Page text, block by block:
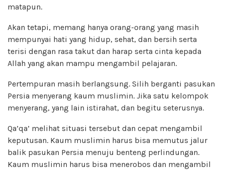
matapun.
Akan tetapi, memang hanya orang-orang yang masih
mempunyai hati yang hidup, sehat, dan bersih serta
terisi dengan rasa takut dan harap serta cinta kepada
Allah yang akan mampu mengambil pelajaran.
Pertempuran masih berlangsung. Silih berganti pasukan
Persia menyerang kaum muslimin. Jika satu kelompok
menyerang, yang lain istirahat, dan begitu seterusnya.
Qa’qa’ melihat situasi tersebut dan cepat mengambil
keputusan. Kaum muslimin harus bisa memutus jalur
balik pasukan Persia menuju benteng perlindungan.
Kaum muslimin harus bisa menerobos dan mengambil